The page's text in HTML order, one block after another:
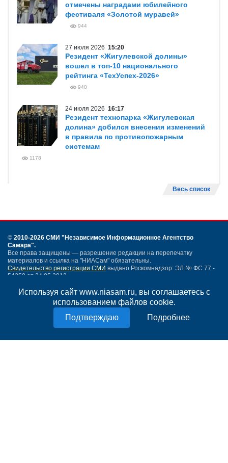
Используя сайт www.niasam.ru, вы соглашаетесь с
использованием файлов cookie.
Подробнее
отмечены наградами юбилейного
фестиваля «Золотой муравей»
944
27 июля 2026 15:20
Резидент «Жигулевской долины»
вошел в топ-10 национального
рейтинга «ТехУспех-2026»
940
24 июля 2026 16:17
Резидент технопарка «Жигулевская
долина» добился внесения изменений
в правила по противопожарным
системам
1178
Весь список
© 2010-2026 СМИ "Независимое Информационное Агентство
Самара".
Все права защищены — разрешение редакции на перепечатку
материалов и ссылка на "НИАСам" обязательны.
Свидетельство регистрации СМИ выдано Роскомнадзор: ЭЛ № ФС 77 -
54259 от 24.05.2013.
Тел. редакции+7 (846) 990-91-71.Электронная почта: info@niasam.ru
Написать письмо
Нашли ошибку?